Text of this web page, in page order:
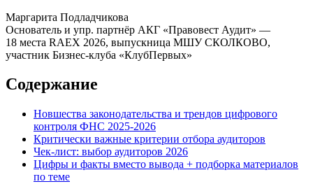
Маргарита Подладчикова
Основатель и упр. партнёр АКГ «Правовест Аудит» —
18 места RAEX 2026, выпускница МШУ СКОЛКОВО,
участник Бизнес-клуба «КлубПервых»
Содержание
Новшества законодательства и трендов цифрового
контроля ФНС 2025-2026
Критически важные критерии отбора аудиторов
Чек-лист: выбор аудиторов 2026
Цифры и факты вместо вывода + подборка материалов
по теме